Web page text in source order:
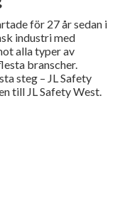
för 27 år sedan i
industri med
alla typer av
branscher.
steg – JL Safety
till JL Safety West.